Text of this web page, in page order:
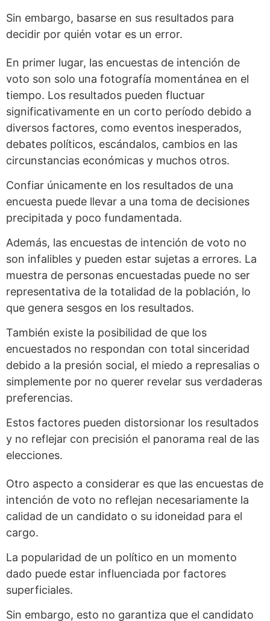
Sin embargo, basarse en sus resultados para
decidir por quién votar es un error.
En primer lugar, las encuestas de intención de
voto son solo una fotografía momentánea en el
tiempo. Los resultados pueden fluctuar
significativamente en un corto período debido a
diversos factores, como eventos inesperados,
debates políticos, escándalos, cambios en las
circunstancias económicas y muchos otros.
Confiar únicamente en los resultados de una
encuesta puede llevar a una toma de decisiones
precipitada y poco fundamentada.
Además, las encuestas de intención de voto no
son infalibles y pueden estar sujetas a errores. La
muestra de personas encuestadas puede no ser
representativa de la totalidad de la población, lo
que genera sesgos en los resultados.
También existe la posibilidad de que los
encuestados no respondan con total sinceridad
debido a la presión social, el miedo a represalias o
simplemente por no querer revelar sus verdaderas
preferencias.
Estos factores pueden distorsionar los resultados
y no reflejar con precisión el panorama real de las
elecciones.
Otro aspecto a considerar es que las encuestas de
intención de voto no reflejan necesariamente la
calidad de un candidato o su idoneidad para el
cargo.
La popularidad de un político en un momento
dado puede estar influenciada por factores
superficiales.
Sin embargo, esto no garantiza que el candidato